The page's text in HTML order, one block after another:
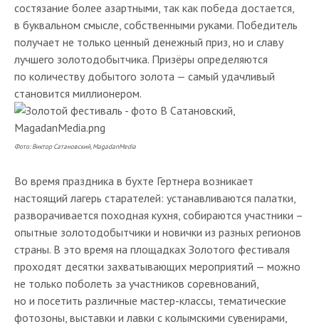
состязание более азартными, так как победа достается,
в буквальном смысле, собственными руками. Победитель
получает не только ценный денежный приз, но и славу
лучшего золотодобытчика. Призёры определяются
по количеству добытого золота — самый удачливый
становится миллионером.
Фото: ВикторСатановский, MagadanMedia
Во время праздника в бухте Гертнера возникает
настоящий лагерь старателей: устанавливаются палатки,
разворачивается походная кухня, собираются участники –
опытные золотодобытчики и новички из разных регионов
страны. В это время на площадках Золотого фестиваля
проходят десятки захватывающих мероприятий — можно
не только поболеть за участников соревнований,
но и посетить различные мастер-классы, тематические
фотозоны, выставки и лавки с колымскими сувенирами,